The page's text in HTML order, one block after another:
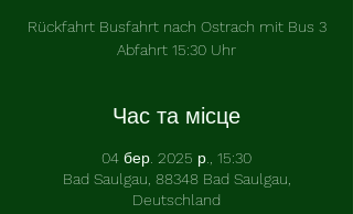
Rückfahrt Busfahrt nach Ostrach mit Bus 3
Abfahrt 15:30 Uhr
Час та місце
04 бер. 2025 р., 15:30
Bad Saulgau, 88348 Bad Saulgau,
Deutschland